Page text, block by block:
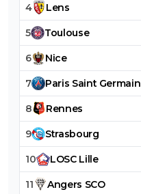
4 Lens
5 Toulouse
6 Nice
7 Paris Saint Germain
8 Rennes
9 Strasbourg
10 LOSC Lille
11 Angers SCO